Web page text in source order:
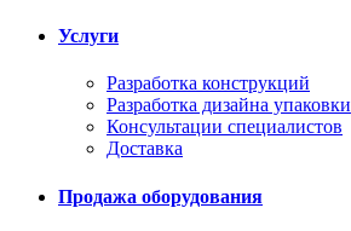
Услуги
Разработка конструкций
Разработка дизайна упаковки
Консультации специалистов
Доставка
Продажа оборудования